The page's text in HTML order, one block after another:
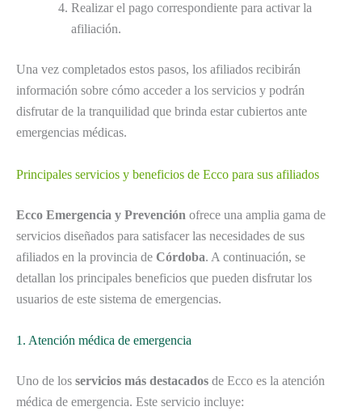
Realizar el pago correspondiente para activar la
afiliación.
Una vez completados estos pasos, los afiliados recibirán
información sobre cómo acceder a los servicios y podrán
disfrutar de la tranquilidad que brinda estar cubiertos ante
emergencias médicas.
Principales servicios y beneficios de Ecco para sus afiliados
Ecco Emergencia y Prevención ofrece una amplia gama de
servicios diseñados para satisfacer las necesidades de sus
afiliados en la provincia de Córdoba. A continuación, se
detallan los principales beneficios que pueden disfrutar los
usuarios de este sistema de emergencias.
1. Atención médica de emergencia
Uno de los servicios más destacados de Ecco es la atención
médica de emergencia. Este servicio incluye: